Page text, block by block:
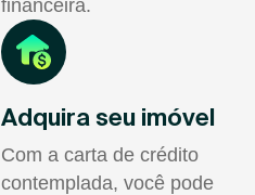
financeira.
Adquira seu imóvel
Com a carta de crédito
contemplada, você pode